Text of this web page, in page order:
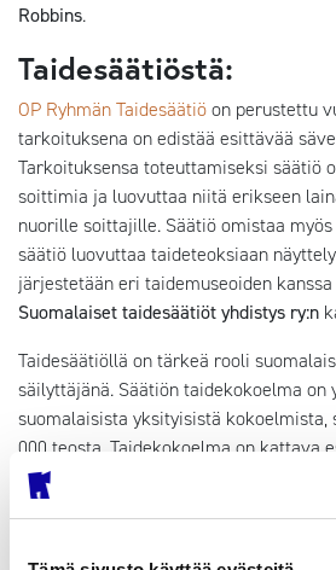
Robbins.
Taidesäätiöstä:
OP Ryhmän Taidesäätiöon perustettu
tarkoituksena on edistää esittävää
Tarkoituksensa toteuttamiseksi säätiö
soittimia ja luovuttaa niitä erikseen
nuorille soittajille. Säätiö omistaa
säätiö luovuttaa taideteoksiaan
järjestetään eri taidemuseoiden
Suomalaiset taidesäätiöt yhdistys ry:n
Taidesäätiöllä on tärkeä rooli
säilyttäjänä. Säätiön taidekokoelma on
suomalaisista yksityisistä kokoelmista,
000 teosta. Taidekokoelma on kattava
taidehistoriaa sisältäen mm.
ja tekstiilitaidetta 1800-luvun